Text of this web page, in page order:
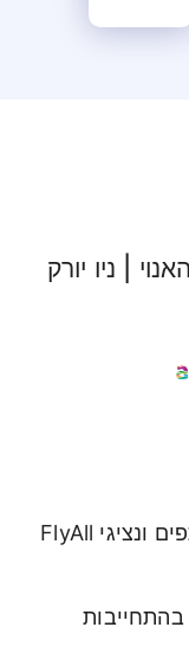
| ניו יורק
תכנון, ליווי וסגירת טיול ע"י שותפים ונציגי FlyAll